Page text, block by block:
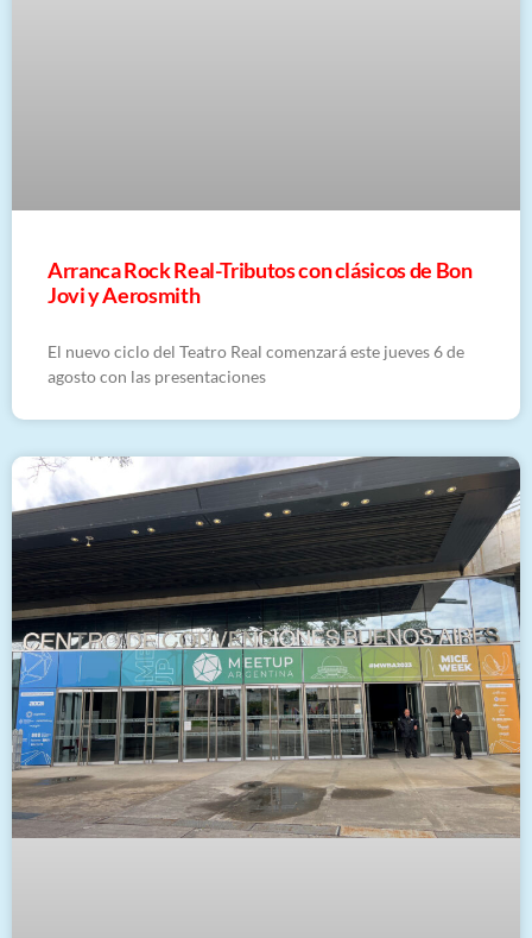
Arranca Rock Real-Tributos con clásicos de Bon
Jovi y Aerosmith
El nuevo ciclo del Teatro Real comenzará este jueves 6 de
agosto con las presentaciones